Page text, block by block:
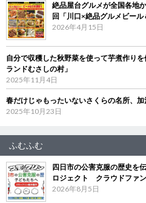
絶品屋台グルメが全国各地
回「川口×絶品グルメビー
2026年4月15日
自分で収穫した秋野菜を使って芋煮作り
ランドむさしの村」
2025年11月4日
春だけじゃもったいないさくらの名所、
2025年10月23日
ふむふむ
四日市の公害克服の歴史を
ロジェクト クラウドファ
2026年8月5日